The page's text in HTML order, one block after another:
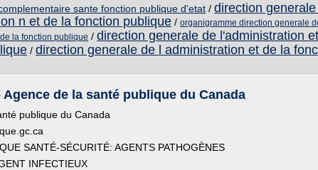
sante fonction publique d'etat / direction
n et de la fonction publique / organigramme direction generale
la fonction publique / direction generale de l'administration
/ direction generale de l administration et de la
de la santé publique du Canada
publique du Canada
SANTÉ-SÉCURITÉ: AGENTS PATHOGÈNES
INFECTIEUX